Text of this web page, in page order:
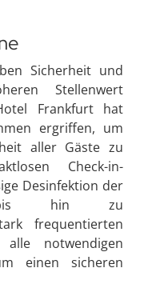
Sicherheit und
Stellenwert
Frankfurt hat
ergriffen, um
aller Gäste zu
Check-in-
Desinfektion der
bis hin zu
frequentierten
notwendigen
einen sicheren